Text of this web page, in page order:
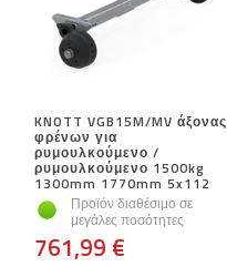
KNOTT VGB15M/MV άξονας
φρένων για
ρυμουλκούμενο /
ρυμουλκούμενο 1500kg
1300mm 1770mm 5x112
Προϊόν διαθέσιμο σε
μεγάλες ποσότητες
761,99 €